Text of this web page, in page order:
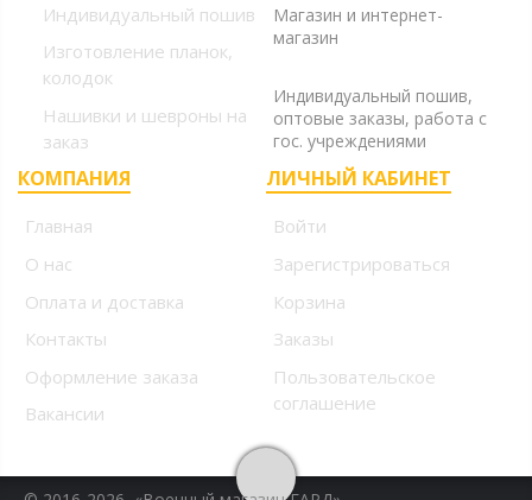
Индивидуальный пошив
Изготовление планок,
колодок
Нашивки и шевроны на
заказ
Магазин и интернет-
магазин
Индивидуальный пошив,
оптовые заказы, работа с
гос. учреждениями
КОМПАНИЯ
Главная
О нас
Оплата и доставка
Контакты
Оформление заказа
Вакансии
ЛИЧНЫЙ КАБИНЕТ
Войти
Зарегистрироваться
Корзина
Заказы
Пользовательское
соглашение